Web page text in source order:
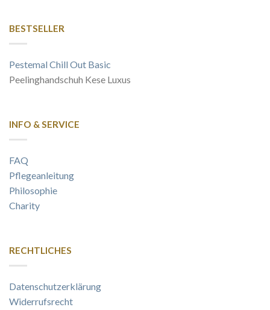
BESTSELLER
Pestemal Chill Out Basic
Peelinghandschuh Kese Luxus
INFO & SERVICE
FAQ
Pflegeanleitung
Philosophie
Charity
RECHTLICHES
Datenschutzerklärung
Widerrufsrecht